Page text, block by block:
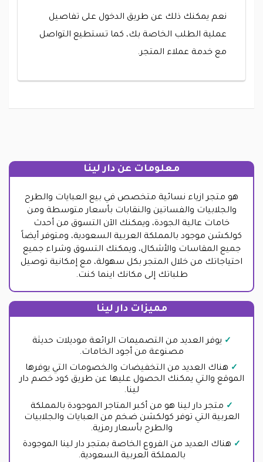
نعم يمكنك ذلك عن طريق الدخول على تفاصيل
عملية الطلب الخاصة بك، كما تستطيع التواصل
مع خدمة عملاء المتجر.
معلومات عن دار لينا
هو متجر ازياء نسائية متخصص في بيع العبايات والطرح
والجلابيات والفساتين والنقابات بأسعار متوسطة ومن
خامات عالية الجودة، ويمكنك الآن التسوق من أحدث
كولكشن موجود بالمملكة العربية السعودية، ومتوفر أيضاً
جميع المقاسات والأشكال، ويمكنك التسوق وشراء جميع
احتياجاتك من خلال المتجر بكل سهولة، مع إمكانية توصيل
طلباتك إلى مكانك اينما كنت.
مميزات دار لينا
يوفر العديد من التصميمات الرائعة موديلات حديثة
مصنوعة من أجود الخامات.
هناك العديد من التخفيضات والخصومات التي يوفرها
الموقع والتي يمكنك الحصول عليها عن طريق كود خصم دار
لينا.
متجر دار لينا هو من أكبر المتاجر الموجودة بالمملكة
العربية التي توفر كولكشن ضخم من العبايات والجلابيات
والطرح بأسعار رمزية.
هناك العديد من الفروع الخاصة بمتجر دار لينا الموجودة
بالمملكة العربية السعودية.